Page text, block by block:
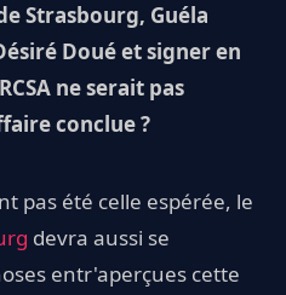
Strasbourg, Guéla
Doué et signer en
ne serait pas
conclue ?
pas été celle espérée, le
devra aussi se
entr'aperçues cette